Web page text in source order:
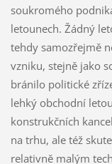
soukromého
letounech. Žádný
tehdy samozřejmě
vzniku, stejně jako
bránilo politické
lehký obchodní
konstrukčních
na trhu, ale též
relativně malým